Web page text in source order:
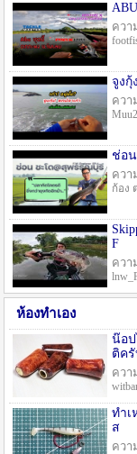
ควา
จูงกุ้
ควา
ช่อ
ควา
ก้อง
F
ควา
ห้องทำเอง
น๊อป
ติครั
ควา
ทำเ
ส
ควา